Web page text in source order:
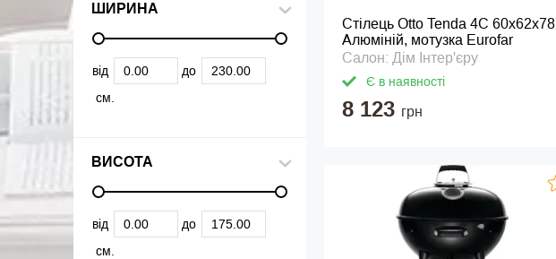
ШИРИНА
від
до
см.
ВИСОТА
від
до
см.
Стілець Otto Tenda 4C 60х62х78
Алюміній, мотузка Eurofar
Салон: Дім Інтер'єру
Є в наявності
8 123 грн